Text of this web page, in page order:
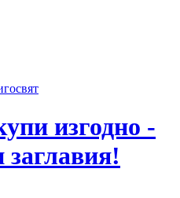
изгодно -
заглавия!